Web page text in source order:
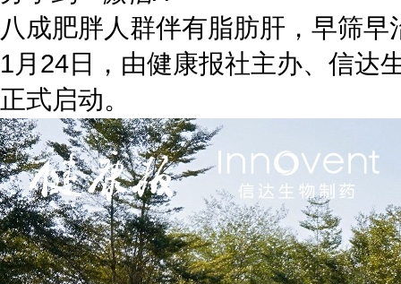
八成肥胖人群伴有脂肪肝，早筛早
1月24日，由健康报社主办、信达
正式启动。